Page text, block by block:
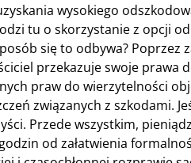
wysokiego
tu o skorzystanie z opcji
się to odbywa?
przekazuje swoje
praw do wierzytelności
związanych z szkodami.
Przede wszystkim,
od załatwienia